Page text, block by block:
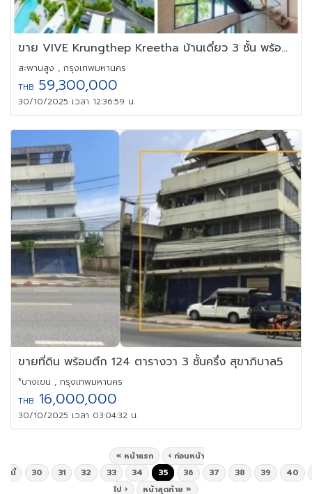
ขาย VIVE Krungthep Kreetha บ้านเดี่ยว 3 ชั้น พร้อมลิฟต์ส่วนตัว
สะพานสูง , กรุงเทพมหานคร
THB 59,300,000
30/10/2025 เวลา 12:36:59 น.
ขายที่ดิน พร้อมตึก 124 ตารางวา 3 ชั้นครึ่ง สุขาภิบาล5
*บางเขน , กรุงเทพมหานคร
THB 16,000,000
30/10/2025 เวลา 03:04:32 น.
« หน้าแรก
‹ ก่อนหน้า
นี้
30 31 32 33 34 35 36 37 38 39
40
ไป ›
หน้าสุดท้าย »